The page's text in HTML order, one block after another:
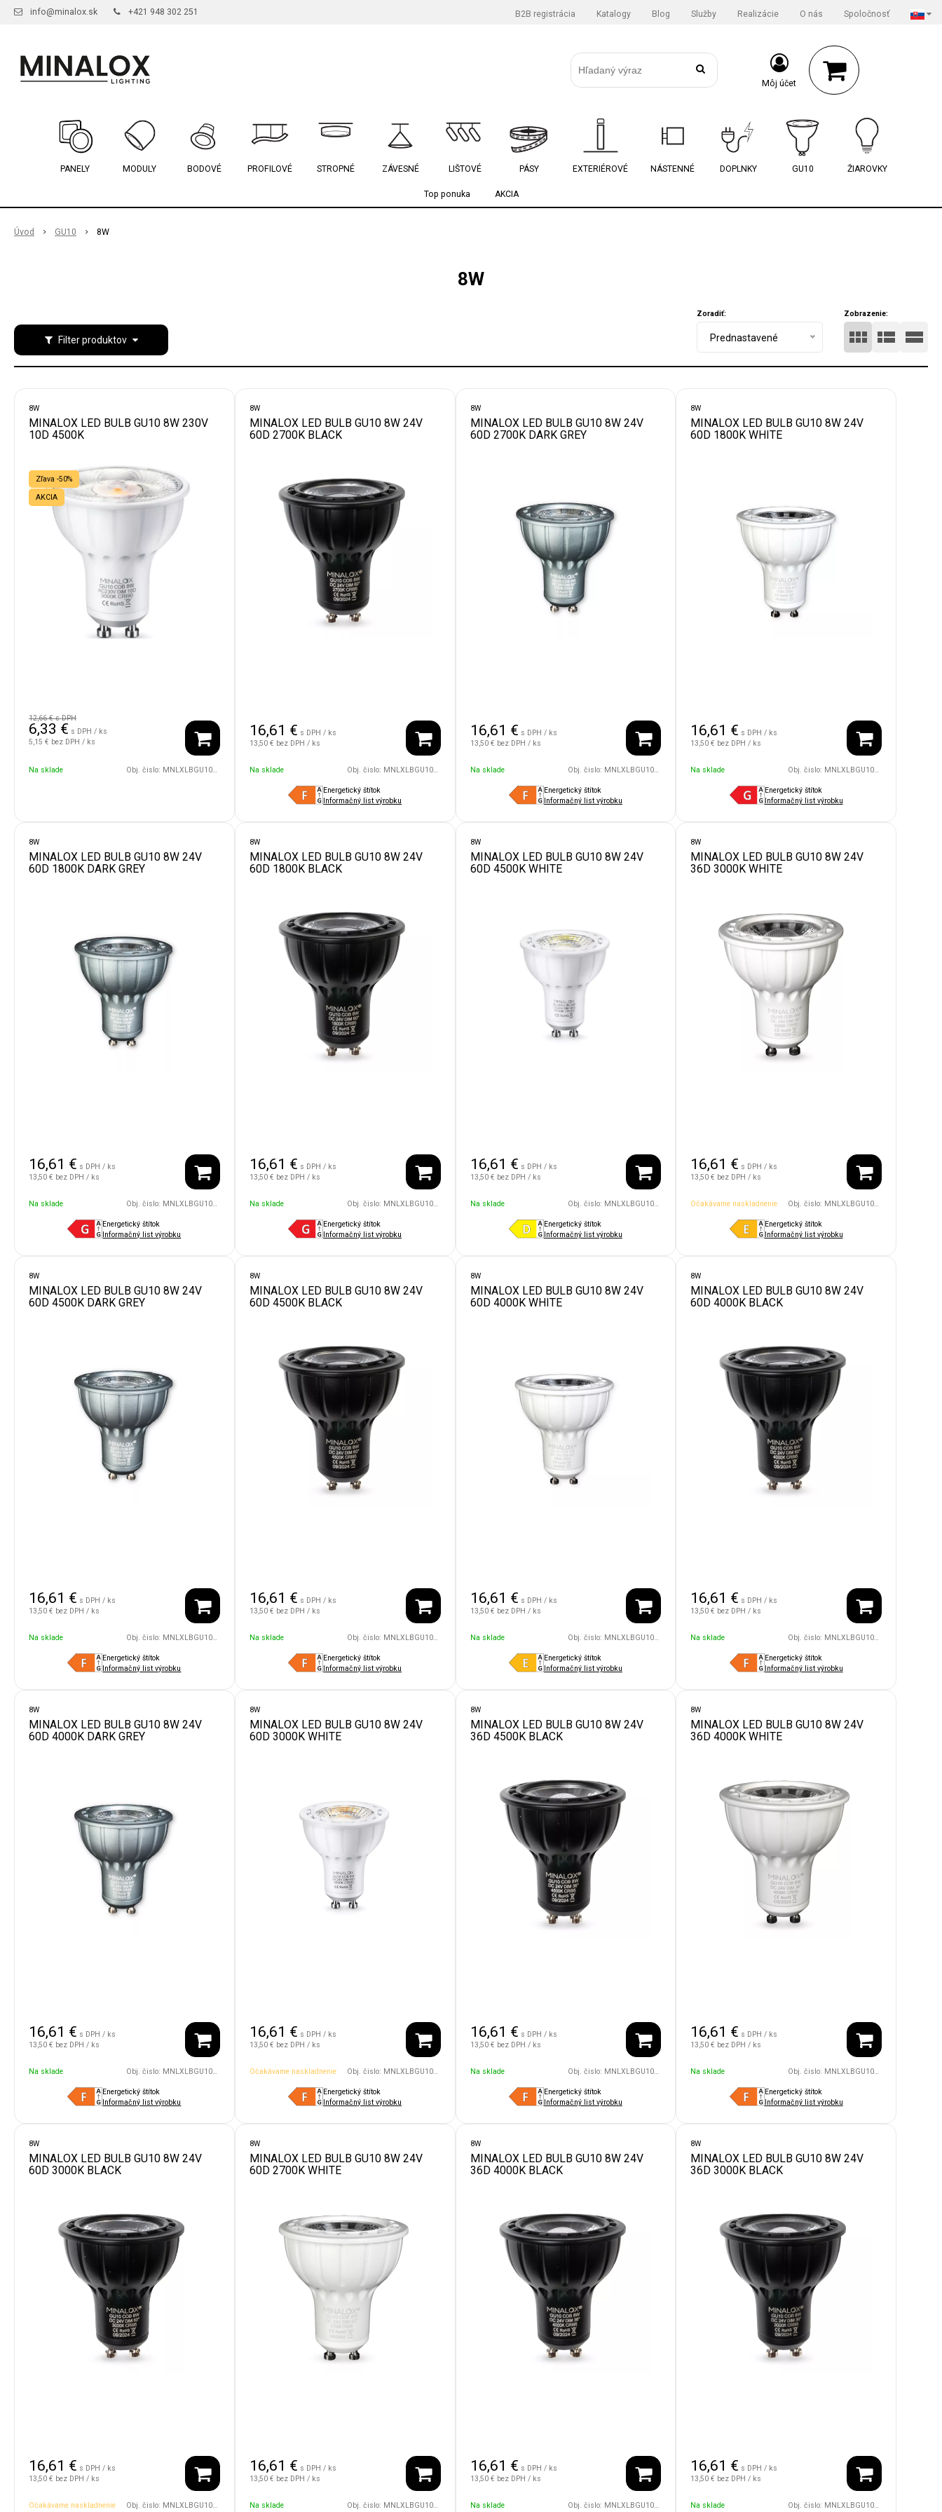
info@minalox.sk +421 948 302 251 B2B registrácia Katalogy Blog Služby Realizácie O nás Spoločnosť
Môj účet
PANELY MODULY BODOVÉ PROFILOVÉ STROPNÉ ZÁVESNÉ LIŠTOVÉ PÁSY EXTERIÉROVÉ NÁSTENNÉ DOPLNKY GU10 ŽIAROVKY
Top ponuka AKCIA
Úvod GU10 8W
8W
Filter produktov
Zobrazenie:
Zoradiť:
Prednastavené
8W
MINALOX LED BULB GU10 8W 230V
10D 4500K
Zľava -50%
AKCIA
12,66 €s DPH
6,33 € s DPH / ks
5,15 € bez DPH / ks
Na sklade Obj. čislo: MNLXLBGU10/8W/230V/10D/4500
8W
MINALOX LED BULB GU10 8W 24V
60D 2700K BLACK
16,61 € s DPH / ks
13,50 € bez DPH / ks
Na sklade Obj. čislo: MNLXLBGU10/8W/24V/60D/2700/BK
Energetický štítok
Informačný list výrobku
8W
MINALOX LED BULB GU10 8W 24V
60D 2700K DARK GREY
16,61 € s DPH / ks
13,50 € bez DPH / ks
Na sklade Obj. čislo: MNLXLBGU10/8W/24V/60D/2700/DG
Energetický štítok
Informačný list výrobku
8W
MINALOX LED BULB GU10 8W 24V
60D 1800K WHITE
16,61 € s DPH / ks
13,50 € bez DPH / ks
Na sklade Obj. čislo: MNLXLBGU10/8W/24V/60D/1800/WH
Energetický štítok
Informačný list výrobku
8W
MINALOX LED BULB GU10 8W 24V
60D 1800K DARK GREY
16,61 € s DPH / ks
13,50 € bez DPH / ks
Na sklade Obj. čislo: MNLXLBGU10/8W/24V/60D/1800/DG
Energetický štítok
Informačný list výrobku
8W
MINALOX LED BULB GU10 8W 24V
60D 1800K BLACK
16,61 € s DPH / ks
13,50 € bez DPH / ks
Na sklade Obj. čislo: MNLXLBGU10/8W/24V/60D/1800/BK
Energetický štítok
Informačný list výrobku
8W
MINALOX LED BULB GU10 8W 24V
60D 4500K WHITE
16,61 € s DPH / ks
13,50 € bez DPH / ks
Na sklade Obj. čislo: MNLXLBGU10/8W/24V/60D/4500/WH
Energetický štítok
Informačný list výrobku
8W
MINALOX LED BULB GU10 8W 24V
36D 3000K WHITE
16,61 € s DPH / ks
13,50 € bez DPH / ks
Očakávame naskladnenie Obj. čislo: MNLXLBGU10/8W/24V/36D/3000/WH
Energetický štítok
Informačný list výrobku
8W
MINALOX LED BULB GU10 8W 24V
60D 4500K DARK GREY
16,61 € s DPH / ks
13,50 € bez DPH / ks
Na sklade Obj. čislo: MNLXLBGU10/8W/24V/60D/4500/DG
Energetický štítok
Informačný list výrobku
8W
MINALOX LED BULB GU10 8W 24V
60D 4500K BLACK
16,61 € s DPH / ks
13,50 € bez DPH / ks
Na sklade Obj. čislo: MNLXLBGU10/8W/24V/60D/4500/BK
Energetický štítok
Informačný list výrobku
8W
MINALOX LED BULB GU10 8W 24V
60D 4000K WHITE
16,61 € s DPH / ks
13,50 € bez DPH / ks
Na sklade Obj. čislo: MNLXLBGU10/8W/24V/60D/4000/WH
Energetický štítok
Informačný list výrobku
8W
MINALOX LED BULB GU10 8W 24V
60D 4000K BLACK
16,61 € s DPH / ks
13,50 € bez DPH / ks
Na sklade Obj. čislo: MNLXLBGU10/8W/24V/60D/4000/BK
Energetický štítok
Informačný list výrobku
8W
MINALOX LED BULB GU10 8W 24V
60D 4000K DARK GREY
16,61 € s DPH / ks
13,50 € bez DPH / ks
Na sklade Obj. čislo: MNLXLBGU10/8W/24V/60D/4000/DG
Energetický štítok
Informačný list výrobku
8W
MINALOX LED BULB GU10 8W 24V
60D 3000K WHITE
16,61 € s DPH / ks
13,50 € bez DPH / ks
Očakávame naskladnenie Obj. čislo: MNLXLBGU10/8W/24V/60D/3000/WH
Energetický štítok
Informačný list výrobku
8W
MINALOX LED BULB GU10 8W 24V
36D 4500K BLACK
16,61 € s DPH / ks
13,50 € bez DPH / ks
Na sklade Obj. čislo: MNLXLBGU10/8W/24V/36D/4500/BK
Energetický štítok
Informačný list výrobku
8W
MINALOX LED BULB GU10 8W 24V
36D 4000K WHITE
16,61 € s DPH / ks
13,50 € bez DPH / ks
Na sklade Obj. čislo: MNLXLBGU10/8W/24V/36D/4000/WH
Energetický štítok
Informačný list výrobku
8W
MINALOX LED BULB GU10 8W 24V
60D 3000K BLACK
16,61 € s DPH / ks
13,50 € bez DPH / ks
Očakávame naskladnenie Obj. čislo: MNLXLBGU10/8W/24V/60D/3000/BK
8W
MINALOX LED BULB GU10 8W 24V
60D 2700K WHITE
16,61 € s DPH / ks
13,50 € bez DPH / ks
Na sklade Obj. čislo: MNLXLBGU10/8W/24V/60D/2700/WH
8W
MINALOX LED BULB GU10 8W 24V
36D 4000K BLACK
16,61 € s DPH / ks
13,50 € bez DPH / ks
Na sklade Obj. čislo: MNLXLBGU10/8W/24V/36D/4000/BK
8W
MINALOX LED BULB GU10 8W 24V
36D 3000K BLACK
16,61 € s DPH / ks
13,50 € bez DPH / ks
Na sklade Obj. čislo: MNLXLBGU10/8W/24V/36D/3000/BK